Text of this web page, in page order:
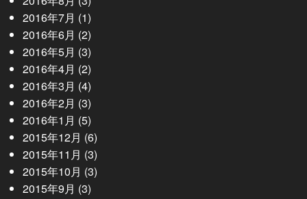
2016年7月 (1)
2016年6月 (2)
2016年5月 (3)
2016年4月 (2)
2016年3月 (4)
2016年2月 (3)
2016年1月 (5)
2015年12月 (6)
2015年11月 (3)
2015年10月 (3)
2015年9月 (3)